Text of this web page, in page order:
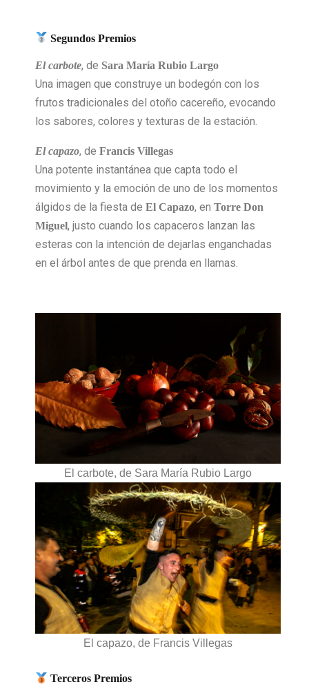
Segundos Premios
El carbote, de Sara María Rubio Largo
Una imagen que construye un bodegón con los
frutos tradicionales del otoño cacereño, evocando
los sabores, colores y texturas de la estación.
El capazo, de Francis Villegas
Una potente instantánea que capta todo el
movimiento y la emoción de uno de los momentos
álgidos de la fiesta de El Capazo, en Torre Don
Miguel, justo cuando los capaceros lanzan las
esteras con la intención de dejarlas enganchadas
en el árbol antes de que prenda en llamas.
El carbote, de Sara María Rubio Largo
El capazo, de Francis Villegas
Terceros Premios